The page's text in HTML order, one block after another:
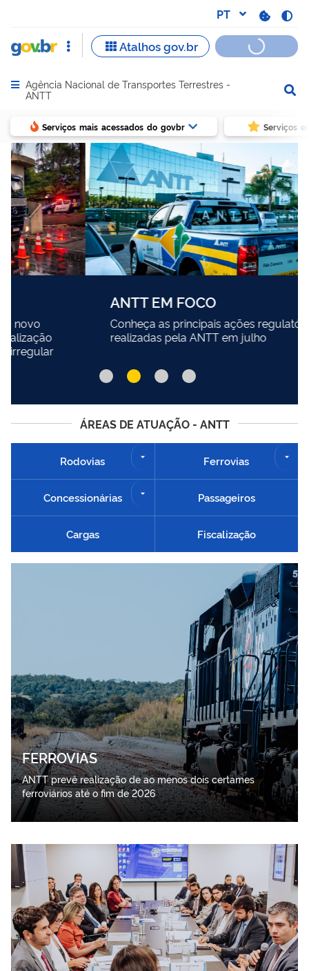
Abrir menu principal de navegação
Agência Nacional de Transportes Terrestres -
ANTT
Serviços mais acessados do govbr Serviços
ANTT EM FOCO
Conheça as principais ações regulatórias
realizadas pela ANTT em julho
ÁREAS DE ATUAÇÃO - ANTT
Rodovias Ferrovias
Concessionárias Passageiros
Cargas Fiscalização
FERROVIAS
ANTT prevê realização de ao menos dois certames
ferroviários até o fim de 2026